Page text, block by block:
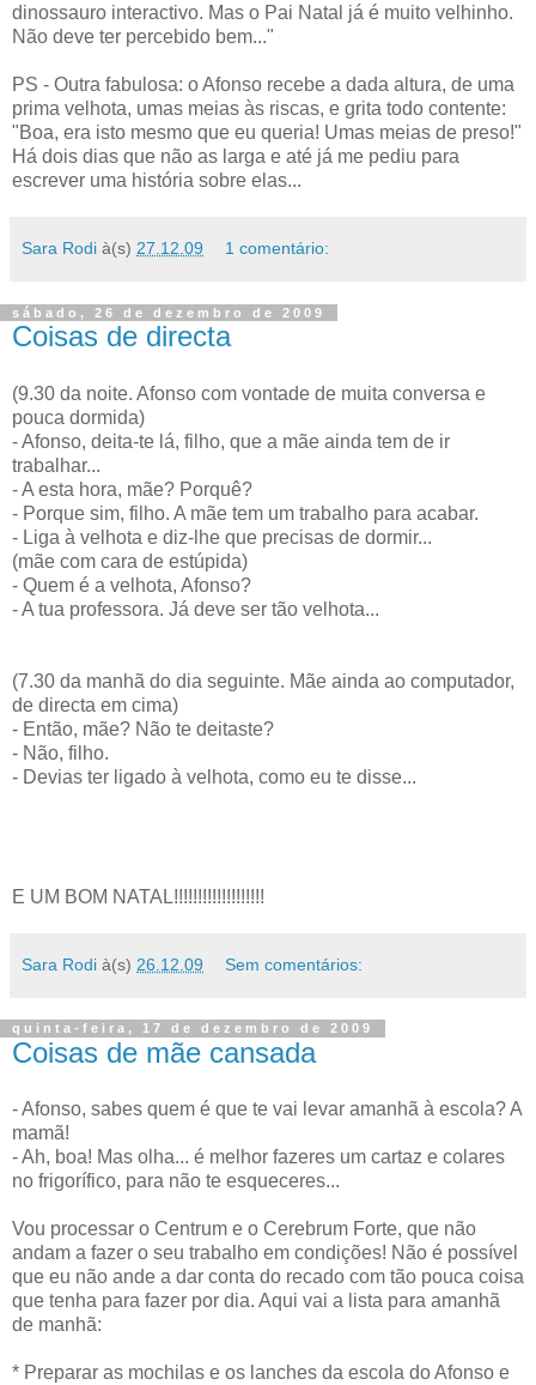
dinossauro interactivo. Mas o Pai Natal já é muito velhinho.
Não deve ter percebido bem..."
PS - Outra fabulosa: o Afonso recebe a dada altura, de uma
prima velhota, umas meias às riscas, e grita todo contente:
"Boa, era isto mesmo que eu queria! Umas meias de preso!"
Há dois dias que não as larga e até já me pediu para
escrever uma história sobre elas...
Sara Rodi à(s) 27.12.09 1 comentário:
sábado, 26 de dezembro de 2009
Coisas de directa
(9.30 da noite. Afonso com vontade de muita conversa e
pouca dormida)
- Afonso, deita-te lá, filho, que a mãe ainda tem de ir
trabalhar...
- A esta hora, mãe? Porquê?
- Porque sim, filho. A mãe tem um trabalho para acabar.
- Liga à velhota e diz-lhe que precisas de dormir...
(mãe com cara de estúpida)
- Quem é a velhota, Afonso?
- A tua professora. Já deve ser tão velhota...
(7.30 da manhã do dia seguinte. Mãe ainda ao computador,
de directa em cima)
- Então, mãe? Não te deitaste?
- Não, filho.
- Devias ter ligado à velhota, como eu te disse...
E UM BOM NATAL!!!!!!!!!!!!!!!!!!!
Sara Rodi à(s) 26.12.09 Sem comentários:
quinta-feira, 17 de dezembro de 2009
Coisas de mãe cansada
- Afonso, sabes quem é que te vai levar amanhã à escola? A
mamã!
- Ah, boa! Mas olha... é melhor fazeres um cartaz e colares
no frigorífico, para não te esqueceres...
Vou processar o Centrum e o Cerebrum Forte, que não
andam a fazer o seu trabalho em condições! Não é possível
que eu não ande a dar conta do recado com tão pouca coisa
que tenha para fazer por dia. Aqui vai a lista para amanhã
de manhã:
* Preparar as mochilas e os lanches da escola do Afonso e